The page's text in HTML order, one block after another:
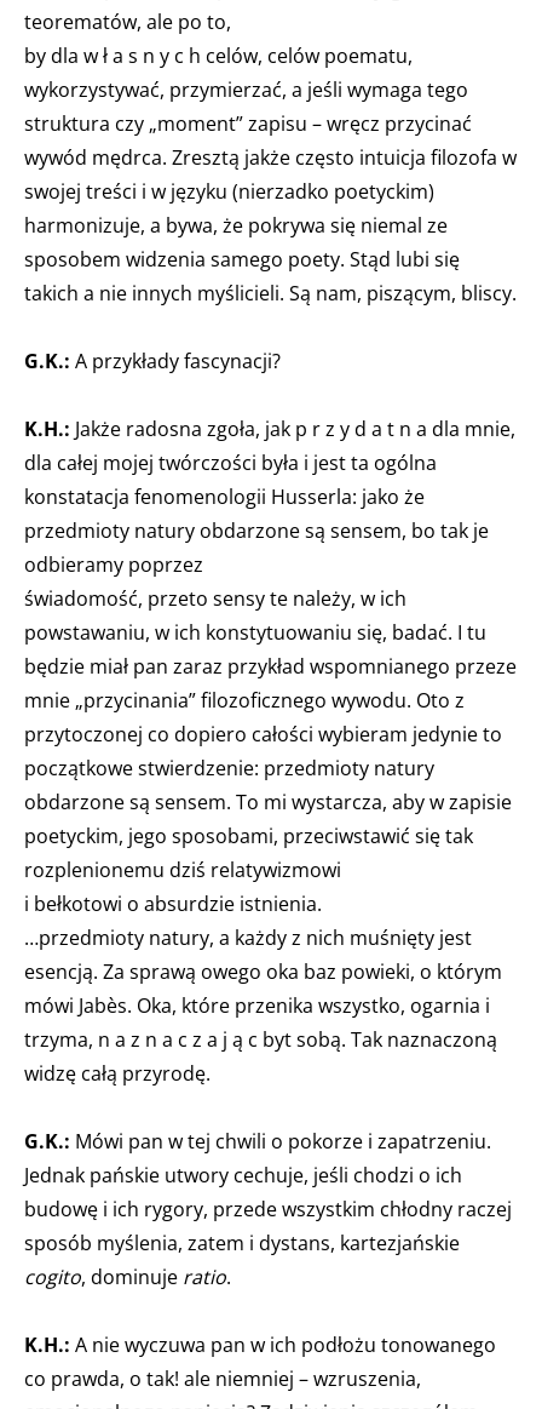
teorematów, ale po to,
by dla w ł a s n y c h celów, celów poematu,
wykorzystywać, przymierzać, a jeśli wymaga tego
struktura czy „moment” zapisu – wręcz przycinać
wywód mędrca. Zresztą jakże często intuicja filozofa w
swojej treści i w języku (nierzadko poetyckim)
harmonizuje, a bywa, że pokrywa się niemal ze
sposobem widzenia samego poety. Stąd lubi się
takich a nie innych myślicieli. Są nam, piszącym, bliscy.
G.K.: A przykłady fascynacji?
K.H.: Jakże radosna zgoła, jak p r z y d a t n a dla mnie,
dla całej mojej twórczości była i jest ta ogólna
konstatacja fenomenologii Husserla: jako że
przedmioty natury obdarzone są sensem, bo tak je
odbieramy poprzez
świadomość, przeto sensy te należy, w ich
powstawaniu, w ich konstytuowaniu się, badać. I tu
będzie miał pan zaraz przykład wspomnianego przeze
mnie „przycinania” filozoficznego wywodu. Oto z
przytoczonej co dopiero całości wybieram jedynie to
początkowe stwierdzenie: przedmioty natury
obdarzone są sensem. To mi wystarcza, aby w zapisie
poetyckim, jego sposobami, przeciwstawić się tak
rozplenionemu dziś relatywizmowi
i bełkotowi o absurdzie istnienia.
…przedmioty natury, a każdy z nich muśnięty jest
esencją. Za sprawą owego oka baz powieki, o którym
mówi Jabès. Oka, które przenika wszystko, ogarnia i
trzyma, n a z n a c z a j ą c byt sobą. Tak naznaczoną
widzę całą przyrodę.
G.K.: Mówi pan w tej chwili o pokorze i zapatrzeniu.
Jednak pańskie utwory cechuje, jeśli chodzi o ich
budowę i ich rygory, przede wszystkim chłodny raczej
sposób myślenia, zatem i dystans, kartezjańskie
cogito, dominuje ratio.
K.H.: A nie wyczuwa pan w ich podłożu tonowanego
co prawda, o tak! ale niemniej – wzruszenia,